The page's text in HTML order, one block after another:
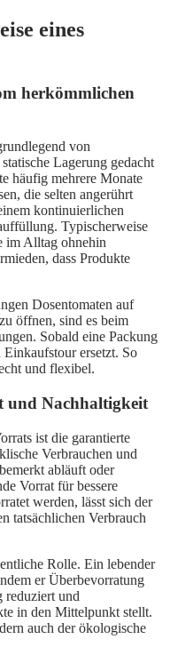
eines
herkömmlichen
von
Lagerung gedacht
häufig mehrere Monate
die selten angerührt
kontinuierlichen
Typischerweise
im Alltag ohnehin
dass Produkte
Dosentomaten auf
öffnen, sind es beim
Sobald eine Packung
ersetzt. So
und flexibel.
und Nachhaltigkeit
ist die garantierte
Verbrauchen und
abläuft oder
Vorrat für bessere
werden, lässt sich der
tatsächlichen Verbrauch
Rolle. Ein lebender
er Überbevorratung
reduziert und
in den Mittelpunkt stellt.
auch der ökologische